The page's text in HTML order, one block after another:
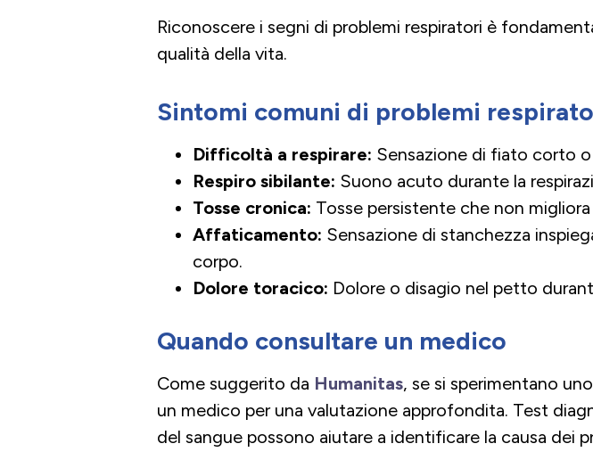
Riconoscere i segni di problemi respiratori è
qualità della vita.
Sintomi comuni di problemi
Difficoltà a respirare: Sensazione di fiato corto
Respiro sibilante: Suono acuto durante la
Tosse cronica: Tosse persistente che non
Affaticamento: Sensazione di stanchezza
corpo.
Dolore toracico: Dolore o disagio nel petto
Quando consultare un medico
Come suggerito da Humanitas, se si sperimentano
un medico per una valutazione approfondita. Test
del sangue possono aiutare a identificare la causa dei